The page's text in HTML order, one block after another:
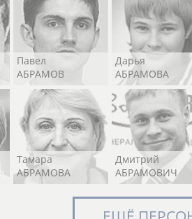
Павел
АБРАМОВ
Дарья
АБРАМОВА
Тамара
АБРАМОВА
Дмитрий
АБРАМОВИЧ